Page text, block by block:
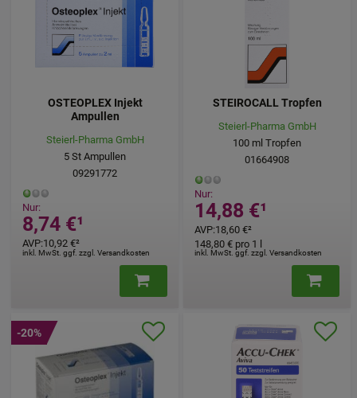
OSTEOPLEX Injekt
Ampullen
Steierl-Pharma GmbH
5 St Ampullen
09291772
Nur:
8,74 €¹
AVP:10,92 €²
inkl. MwSt. ggf. zzgl. Versandkosten
STEIROCALL Tropfen
Steierl-Pharma GmbH
100 ml Tropfen
01664908
Nur:
14,88 €¹
AVP:18,60 €²
inkl. MwSt. ggf. zzgl. Versandkosten
148,80 € pro 1 l
-20%